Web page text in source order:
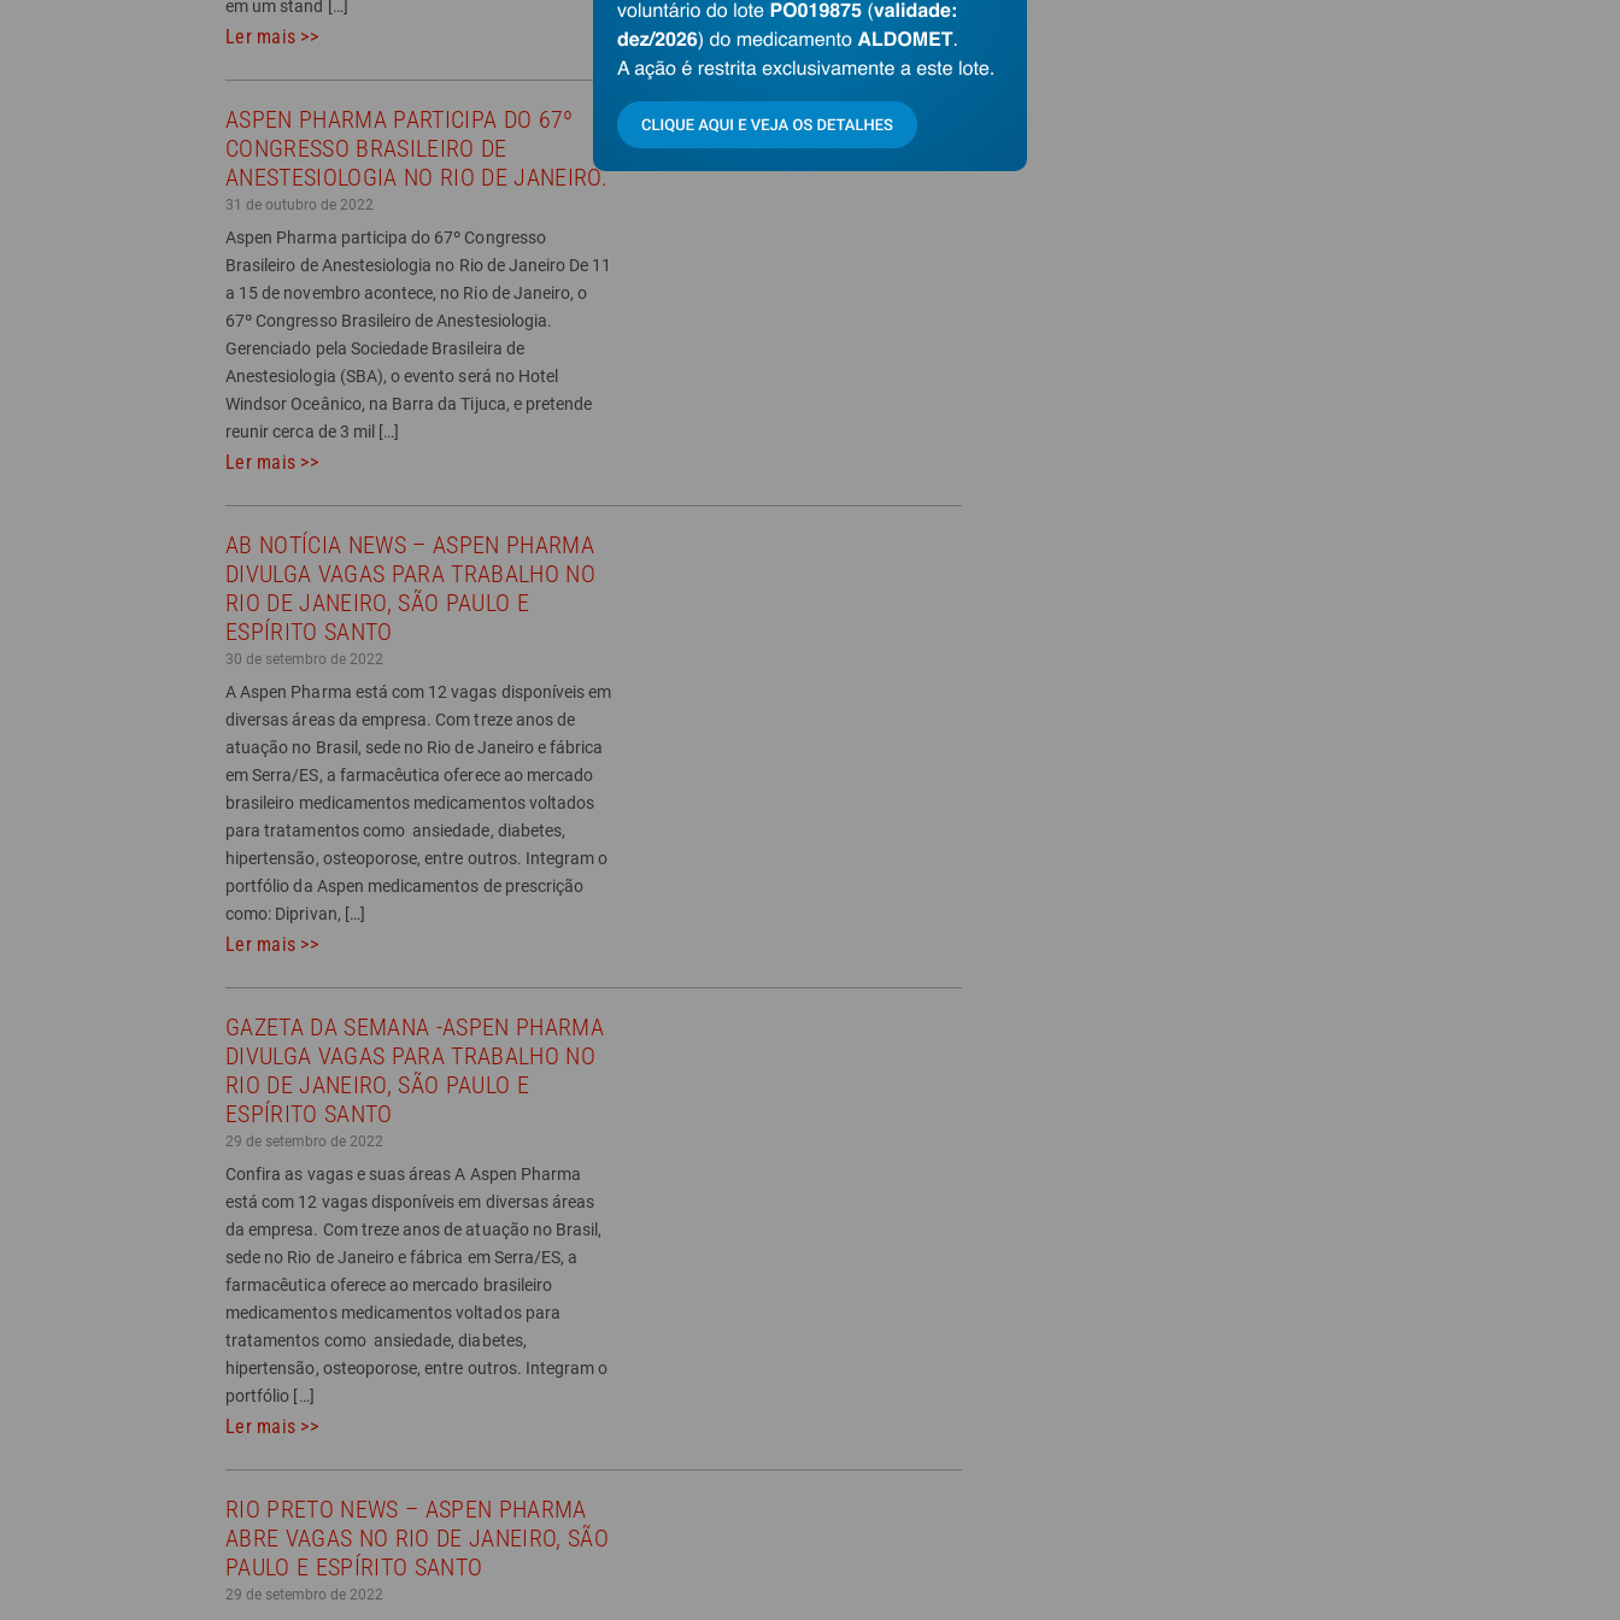
em um stand […]
Ler mais >>
ASPEN PHARMA PARTICIPA DO 67º
CONGRESSO BRASILEIRO DE
ANESTESIOLOGIA NO RIO DE JANEIRO.
31 de outubro de 2022
Aspen Pharma participa do 67º Congresso
Brasileiro de Anestesiologia no Rio de Janeiro De 11
a 15 de novembro acontece, no Rio de Janeiro, o
67º Congresso Brasileiro de Anestesiologia.
Gerenciado pela Sociedade Brasileira de
Anestesiologia (SBA), o evento será no Hotel
Windsor Oceânico, na Barra da Tijuca, e pretende
reunir cerca de 3 mil […]
Ler mais >>
AB NOTÍCIA NEWS – ASPEN PHARMA
DIVULGA VAGAS PARA TRABALHO NO
RIO DE JANEIRO, SÃO PAULO E
ESPÍRITO SANTO
30 de setembro de 2022
A Aspen Pharma está com 12 vagas disponíveis em
diversas áreas da empresa. Com treze anos de
atuação no Brasil, sede no Rio de Janeiro e fábrica
em Serra/ES, a farmacêutica oferece ao mercado
brasileiro medicamentos medicamentos voltados
para tratamentos como ansiedade, diabetes,
hipertensão, osteoporose, entre outros. Integram o
portfólio da Aspen medicamentos de prescrição
como: Diprivan, […]
Ler mais >>
GAZETA DA SEMANA -ASPEN PHARMA
DIVULGA VAGAS PARA TRABALHO NO
RIO DE JANEIRO, SÃO PAULO E
ESPÍRITO SANTO
29 de setembro de 2022
Confira as vagas e suas áreas A Aspen Pharma
está com 12 vagas disponíveis em diversas áreas
da empresa. Com treze anos de atuação no Brasil,
sede no Rio de Janeiro e fábrica em Serra/ES, a
farmacêutica oferece ao mercado brasileiro
medicamentos medicamentos voltados para
tratamentos como ansiedade, diabetes,
hipertensão, osteoporose, entre outros. Integram o
portfólio […]
Ler mais >>
RIO PRETO NEWS – ASPEN PHARMA
ABRE VAGAS NO RIO DE JANEIRO, SÃO
PAULO E ESPÍRITO SANTO
29 de setembro de 2022